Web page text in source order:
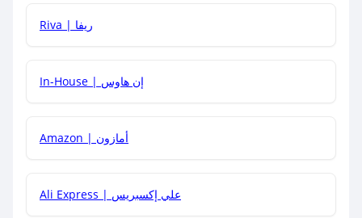
هل يمكنني جمع كود خصم مع العروض الأخرى؟
Riva | ريفا
In-House | إن هاوس
Amazon | أمازون
Ali Express | علي إكسبريس